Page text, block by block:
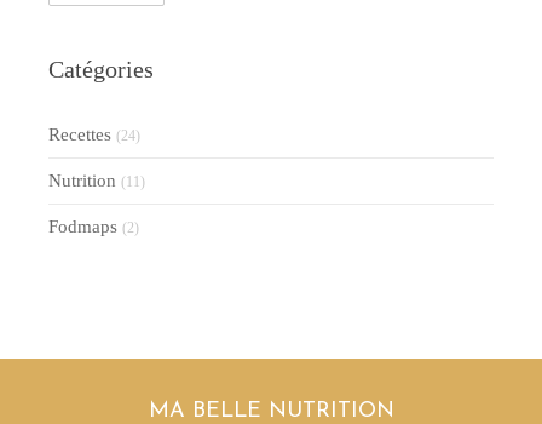
Catégories
Recettes (24)
Nutrition (11)
Fodmaps (2)
MA BELLE NUTRITION